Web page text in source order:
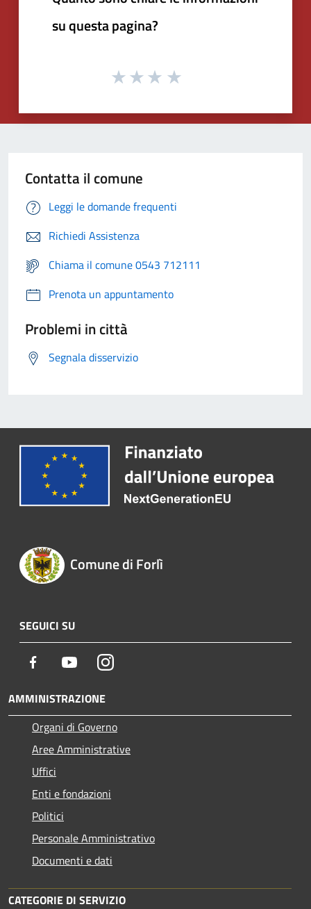
su questa pagina?
Contatta il comune
Leggi le domande frequenti
Richiedi Assistenza
Chiama il comune 0543 712111
Prenota un appuntamento
Problemi in città
Segnala disservizio
Comune di Forlì
SEGUICI SU
Facebook YoutubeInstagram
AMMINISTRAZIONE
Organi di Governo
Aree Amministrative
Uffici
Enti e fondazioni
Politici
Personale Amministrativo
Documenti e dati
CATEGORIE DI SERVIZIO